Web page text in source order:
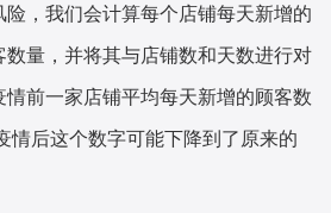
，我们会计算每个店铺每天新增的
量，并将其与店铺数和天数进行对
前一家店铺平均每天新增的顾客数
情后这个数字可能下降到了原来的